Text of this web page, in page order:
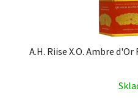
A.H. Riise X.O. Ambre